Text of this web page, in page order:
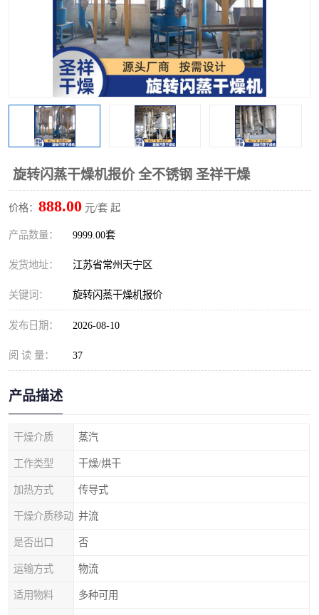
旋转闪蒸干燥机报价 全不锈钢 圣祥干燥
价格： 888.00 元/套 起
产品数量： 9999.00套
发货地址： 江苏省常州天宁区
关键词： 旋转闪蒸干燥机报价
发布日期： 2026-08-10
阅 读 量： 37
产品描述
干燥介质 蒸汽
工作类型 干燥/烘干
加热方式 传导式
干燥介质移动 并流
是否出口 否
运输方式 物流
适用物料 多种可用
热风循环烘箱 喷雾干燥机
振动流化床干燥机 盘式干燥机